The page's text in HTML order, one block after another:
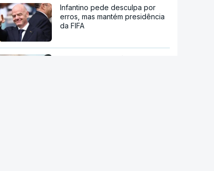
Infantino pede desculpa por
erros, mas mantém presidência
da FIFA